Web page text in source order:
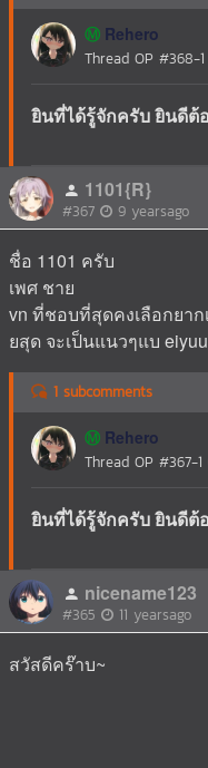
Ⓜ️ Rehero
Thread OP #368-1
ยินที่ได้รู้จักครับ ยินดีต้
1101{R}
#367 9 yearsago
ชื่อ 1101 ครับ
เพศ ชาย
vn ที่ชอบที่สุดคงเลือกยา
ยสุด จะเป็นแนวๆแบ
1 subcomments
Ⓜ️ Rehero
Thread OP #367-1
ยินที่ได้รู้จักครับ ยินดีต้
nicename123
#365 11 yearsago
สวัสดีคร๊าบ~